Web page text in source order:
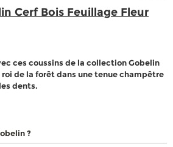
Cerf Bois Feuillage Fleur
ces coussins de la collection Gobelin
de la forêt dans une tenue champêtre
dents.
?